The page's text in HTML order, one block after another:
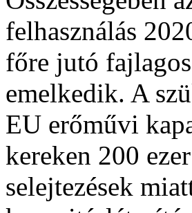
felhasználás
főre jutó
emelkedik. A
EU erőművi
kereken 200
selejtezések